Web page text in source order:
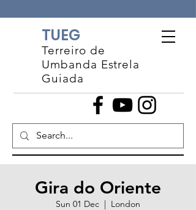
TUEG
Terreiro de
Umbanda Estrela
Guiada
Gira do Oriente
Sun 01 Dec
  |
London